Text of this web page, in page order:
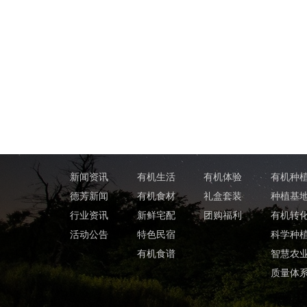
新闻资讯
德芳新闻
行业资讯
活动公告
有机生活
有机食材
新鲜宅配
特色民宿
有机食谱
有机体验
礼盒套装
团购福利
有机种
种植基
有机转
科学种
智慧农
质量体